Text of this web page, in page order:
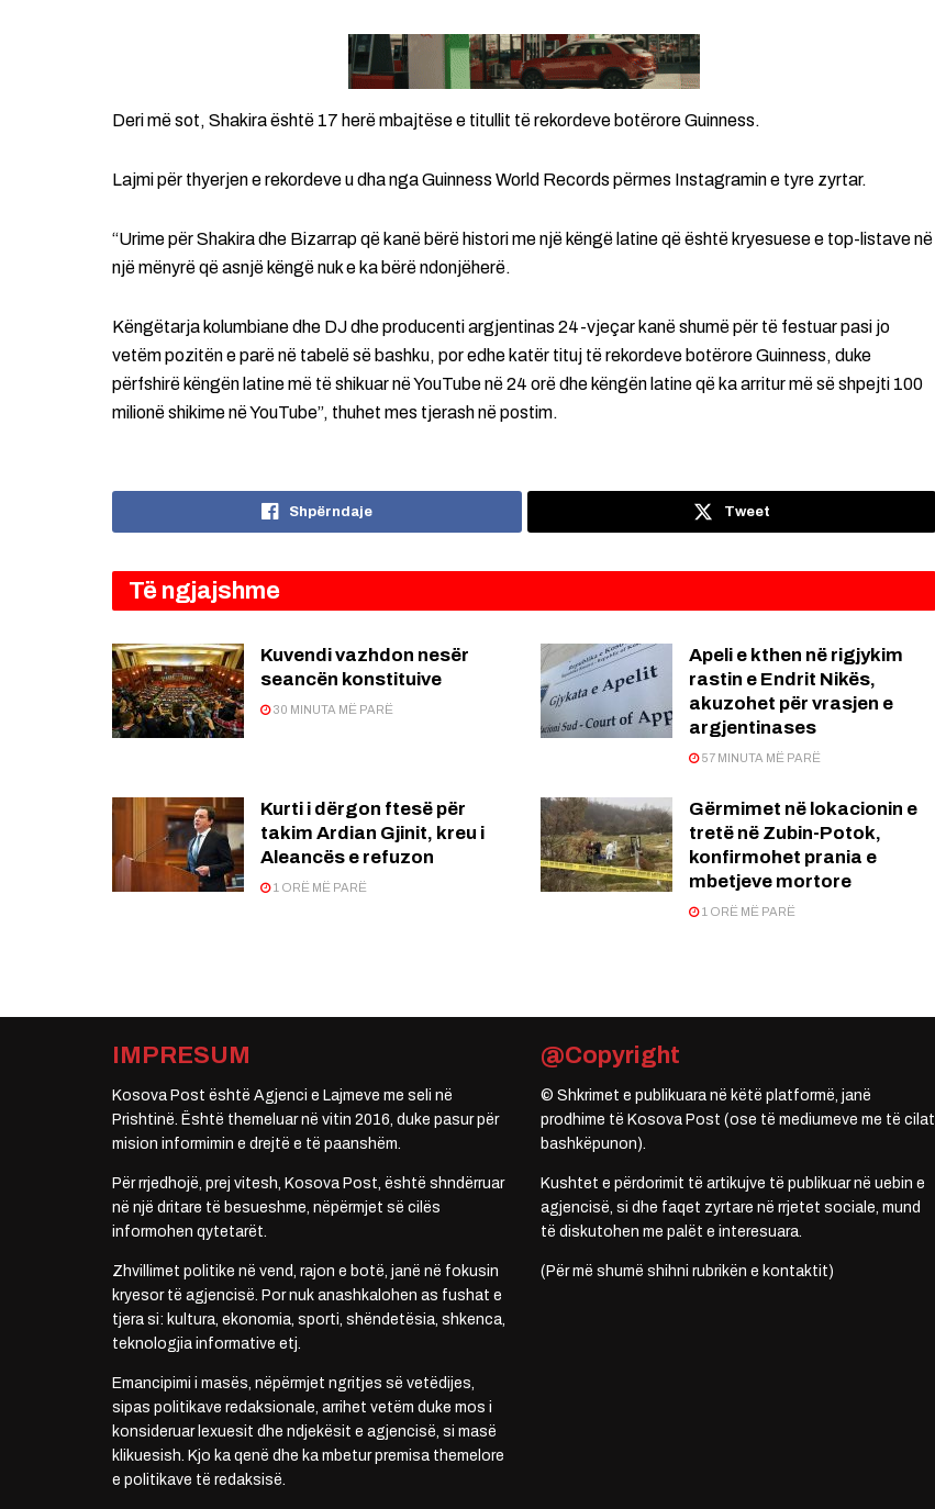
Deri më sot, Shakira është 17 herë mbajtëse e titullit të rekordeve botërore Guinness.
Lajmi për thyerjen e rekordeve u dha nga Guinness World Records përmes Instagramin e tyre zyrtar.
“Urime për Shakira dhe Bizarrap që kanë bërë histori me një këngë latine që është kryesuese e top-listave në
një mënyrë që asnjë këngë nuk e ka bërë ndonjëherë.
Këngëtarja kolumbiane dhe DJ dhe producenti argjentinas 24-vjeçar kanë shumë për të festuar pasi jo
vetëm pozitën e parë në tabelë së bashku, por edhe katër tituj të rekordeve botërore Guinness, duke
përfshirë këngën latine më të shikuar në YouTube në 24 orë dhe këngën latine që ka arritur më së shpejti 100
milionë shikime në YouTube”, thuhet mes tjerash në postim.
Shpërndaje Tweet
Të ngjajshme
Kuvendi vazhdon nesër
seancën konstituive
30 MINUTA MË PARË
Apeli e kthen në rigjykim
rastin e Endrit Nikës,
akuzohet për vrasjen e
argjentinases
57 MINUTA MË PARË
Kurti i dërgon ftesë për
takim Ardian Gjinit, kreu i
Aleancës e refuzon
1 ORË MË PARË
Gërmimet në lokacionin e
tretë në Zubin-Potok,
konfirmohet prania e
mbetjeve mortore
1 ORË MË PARË
IMPRESUM
Kosova Post është Agjenci e Lajmeve me seli në
Prishtinë. Është themeluar në vitin 2016, duke pasur për
mision informimin e drejtë e të paanshëm.
Për rrjedhojë, prej vitesh, Kosova Post, është shndërruar
në një dritare të besueshme, nëpërmjet së cilës
informohen qytetarët.
Zhvillimet politike në vend, rajon e botë, janë në fokusin
kryesor të agjencisë. Por nuk anashkalohen as fushat e
tjera si: kultura, ekonomia, sporti, shëndetësia, shkenca,
teknologjia informative etj.
Emancipimi i masës, nëpërmjet ngritjes së vetëdijes,
sipas politikave redaksionale, arrihet vetëm duke mos i
konsideruar lexuesit dhe ndjekësit e agjencisë, si masë
klikuesish. Kjo ka qenë dhe ka mbetur premisa themelore
e politikave të redaksisë.
@Copyright
© Shkrimet e publikuara në këtë platformë, janë
prodhime të Kosova Post (ose të mediumeve me të cilat
bashkëpunon).
Kushtet e përdorimit të artikujve të publikuar në uebin e
agjencisë, si dhe faqet zyrtare në rrjetet sociale, mund
të diskutohen me palët e interesuara.
(Për më shumë shihni rubrikën e kontaktit)